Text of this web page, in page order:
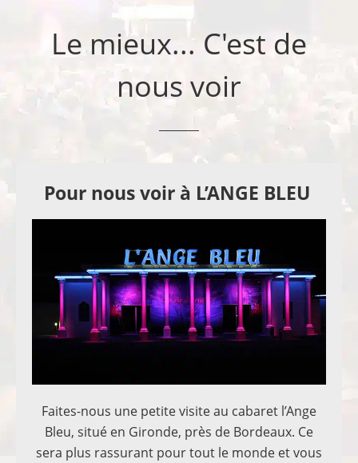
Le mieux... C'est de
nous voir
Pour nous voir à L’ANGE BLEU
Faites-nous une petite visite au cabaret l’Ange
Bleu, situé en Gironde, près de Bordeaux. Ce
sera plus rassurant pour tout le monde et vous